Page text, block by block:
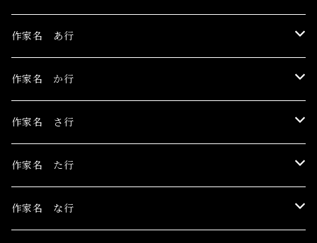
作家名 あ行
伊豫田晃一
浅野サキ
飴屋晶貴
杏ひろと
作家名 か行
黒木美都子
勝田麻子
草羽揺二
作家名 さ行
関野栄美
佐々木茜
作家名 た行
玉村のどか
作家名 な行